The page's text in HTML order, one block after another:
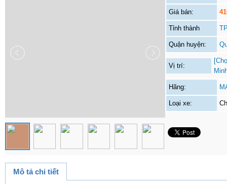
Giá bán:
Tỉnh thành
Quận huyện:
Vị trí:
Hãng:
Loại xe:
Mô tả chi tiết